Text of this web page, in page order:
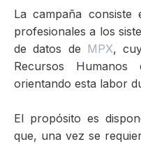
La campaña
profesionales a los
de datos de MPX,
Recursos
orientando esta labor
El propósito es
que, una vez se